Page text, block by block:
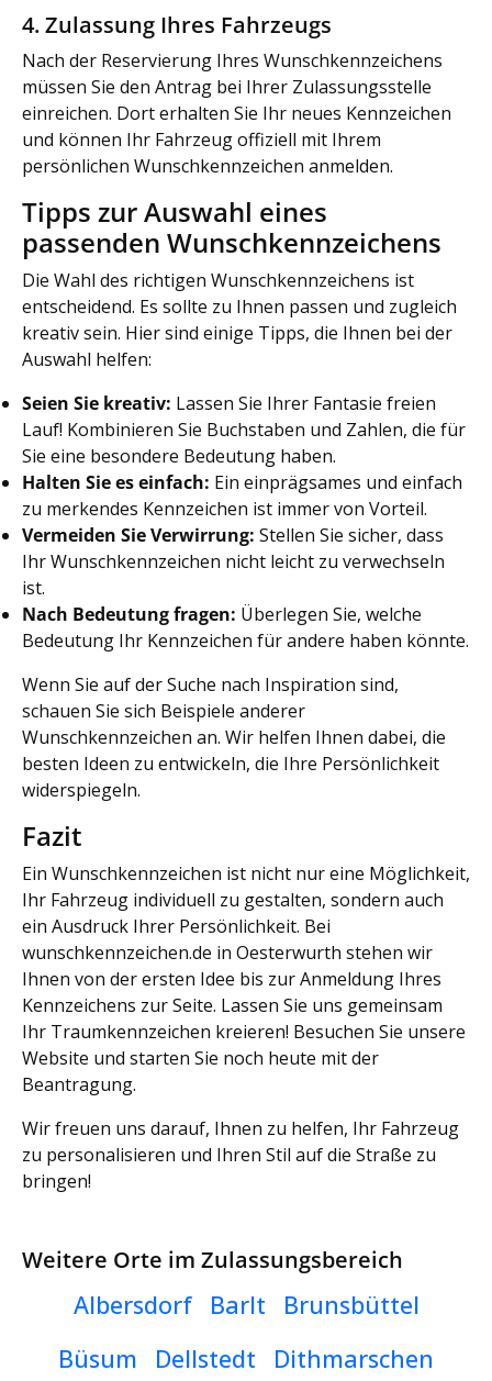
4. Zulassung Ihres Fahrzeugs
Nach der Reservierung Ihres Wunschkennzeichens
müssen Sie den Antrag bei Ihrer Zulassungsstelle
einreichen. Dort erhalten Sie Ihr neues Kennzeichen
und können Ihr Fahrzeug offiziell mit Ihrem
persönlichen Wunschkennzeichen anmelden.
Tipps zur Auswahl eines
passenden Wunschkennzeichens
Die Wahl des richtigen Wunschkennzeichens ist
entscheidend. Es sollte zu Ihnen passen und zugleich
kreativ sein. Hier sind einige Tipps, die Ihnen bei der
Auswahl helfen:
Seien Sie kreativ: Lassen Sie Ihrer Fantasie freien
Lauf! Kombinieren Sie Buchstaben und Zahlen, die für
Sie eine besondere Bedeutung haben.
Halten Sie es einfach: Ein einprägsames und einfach
zu merkendes Kennzeichen ist immer von Vorteil.
Vermeiden Sie Verwirrung: Stellen Sie sicher, dass
Ihr Wunschkennzeichen nicht leicht zu verwechseln
ist.
Nach Bedeutung fragen: Überlegen Sie, welche
Bedeutung Ihr Kennzeichen für andere haben könnte.
Wenn Sie auf der Suche nach Inspiration sind,
schauen Sie sich Beispiele anderer
Wunschkennzeichen an. Wir helfen Ihnen dabei, die
besten Ideen zu entwickeln, die Ihre Persönlichkeit
widerspiegeln.
Fazit
Ein Wunschkennzeichen ist nicht nur eine Möglichkeit,
Ihr Fahrzeug individuell zu gestalten, sondern auch
ein Ausdruck Ihrer Persönlichkeit. Bei
wunschkennzeichen.de in Oesterwurth stehen wir
Ihnen von der ersten Idee bis zur Anmeldung Ihres
Kennzeichens zur Seite. Lassen Sie uns gemeinsam
Ihr Traumkennzeichen kreieren! Besuchen Sie unsere
Website und starten Sie noch heute mit der
Beantragung.
Wir freuen uns darauf, Ihnen zu helfen, Ihr Fahrzeug
zu personalisieren und Ihren Stil auf die Straße zu
bringen!
Weitere Orte im Zulassungsbereich
Albersdorf Barlt
Brunsbüttel
Büsum
Dellstedt
Dithmarschen